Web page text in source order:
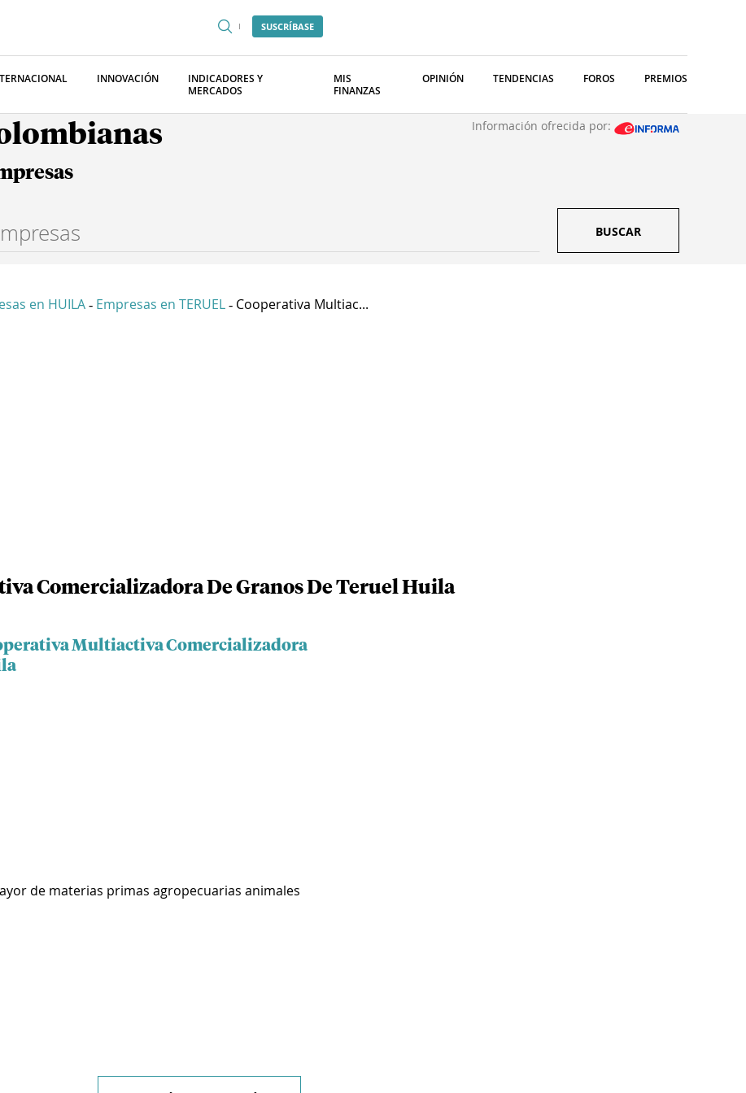
SUSCRÍBASE
INNOVACIÓN
INDICADORES Y
MERCADOS
MIS
FINANZAS
OPINIÓN TENDENCIAS FOROS PREMIOS
Información ofrecida por:
BUSCAR
en HUILA - Empresas en TERUEL - Cooperativa Multiac...
Comercializadora De Granos De Teruel Huila
Multiactiva Comercializadora
de materias primas agropecuarias animales